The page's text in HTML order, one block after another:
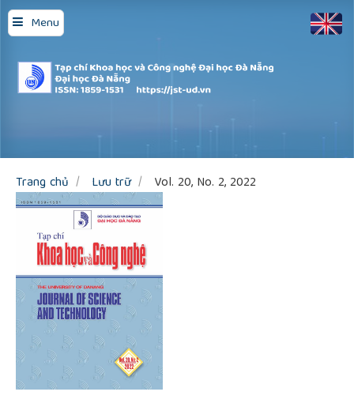
Menu
Quick
jump
to
page
content
Main
Sidebar
Trang chủ Lưu trữ Vol. 20, No. 2, 2022